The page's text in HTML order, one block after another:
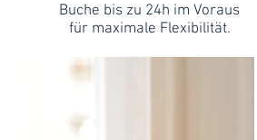
Buche bis zu 24h im Voraus
für maximale Flexibilität.